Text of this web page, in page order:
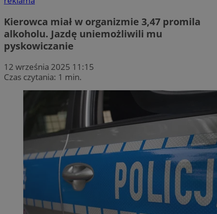
Kierowca miał w organizmie 3,47 promila
alkoholu. Jazdę uniemożliwili mu
pyskowiczanie
12 września 2025 11:15
Czas czytania: 1 min.